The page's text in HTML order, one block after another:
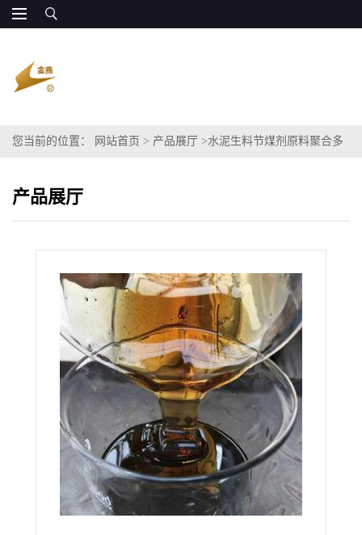
您当前的位置： 网站首页 > 产品展厅 >水泥生料节煤剂原料聚合多
产品展厅